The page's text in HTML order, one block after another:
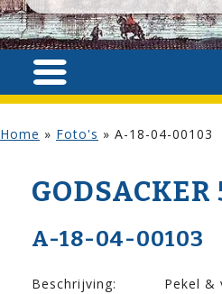
Home » Foto's » A-18-04-00103
GODSACKER
A-18-04-00103
Beschrijving:
Pekel &